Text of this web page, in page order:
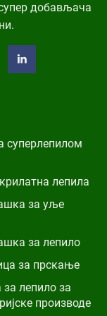
добављача
суперлепилом
лепила
за уље
за лепило
за прскање
за лепило за
производе